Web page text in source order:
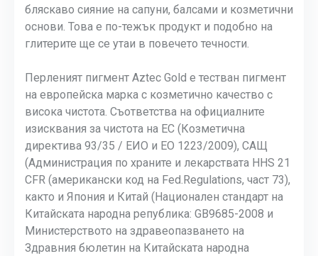
бляскаво сияние на сапуни, балсами и козметични
основи. Това е по-тежък продукт и подобно на
глитерите ще се утаи в повечето течности.
Перленият пигмент Aztec Gold е тестван пигмент
на европейска марка с козметично качество с
висока чистота. Съответства на официалните
изисквания за чистота на ЕС (Козметична
директива 93/35 / ЕИО и ЕО 1223/2009), САЩ
(Администрация по храните и лекарствата HHS 21
CFR (американски код на Fed.Regulations, част 73),
както и Япония и Китай (Национален стандарт на
Китайската народна република: GB9685-2008 и
Министерството на здравеопазването на
Здравния бюлетин на Китайската народна